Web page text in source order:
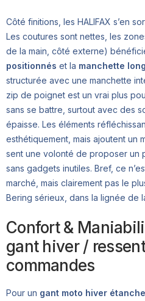
Côté finitions, les HALIFAX s’en
Les coutures sont nettes, les
de la main, côté externe)
positionnés et la manchette
structurée avec une manchette
zip de poignet est un vrai plus
sans se battre, surtout avec des
épaisse. Les éléments
esthétiquement, mais ajoutent un
sent une volonté de proposer un
sans gadgets inutiles. Bref, ce
marché, mais clairement pas le
Bering sérieux, dans la lignée de
Confort &
gant hiver /
commandes
Pour un gant moto hiver